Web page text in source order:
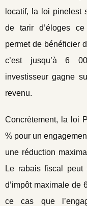
locatif, la loi pinel est
de tarir d’éloges
permet de bénéficier
c’est jusqu’à 6
investisseur gagne
revenu.
Concrètement, la loi
% pour un
une réduction
Le rabais fiscal
d’impôt maximale de
ce cas que